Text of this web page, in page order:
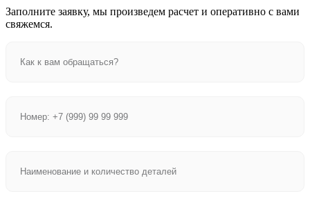
Заполните заявку, мы произведем расчет и оперативно с вами
свяжемся.